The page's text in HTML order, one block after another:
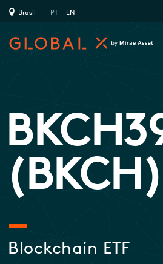
Brasil PT EN
(BKCH)
Blockchain ETF